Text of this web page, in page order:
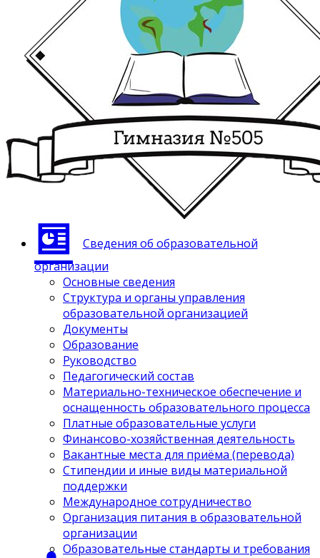
Сведения об образовательной
организации
Основные сведения
Структура и органы управления
образовательной организацией
Документы
Образование
Руководство
Педагогический состав
Материально-техническое обеспечение и
оснащенность образовательного процесса
Платные образовательные услуги
Финансово-хозяйственная деятельность
Вакантные места для приёма (перевода)
Стипендии и иные виды материальной
поддержки
Международное сотрудничество
Организация питания в образовательной
организации
Образовательные стандарты и требования